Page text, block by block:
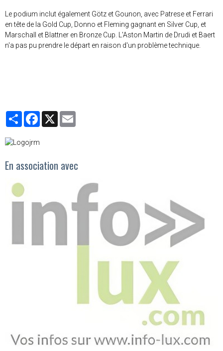
Le podium inclut également Götz et Gounon, avec Patrese et Ferrari
en tête de la Gold Cup, Donno et Fleming gagnant en Silver Cup, et
Marschall et Blattner en Bronze Cup. L'Aston Martin de Drudi et Baert
n'a pas pu prendre le départ en raison d'un problème technique.
PartagerFacebook
X
En association avec